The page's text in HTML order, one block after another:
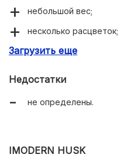
небольшой вес;
несколько расцветок;
широкое сиденье с
Загрузить еще
Недостатки
не определены.
IMODERN HUSK